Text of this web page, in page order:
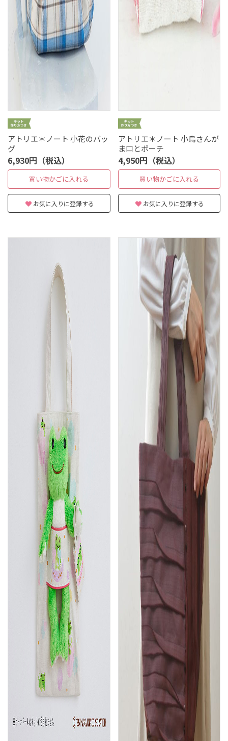
アトリエ＊ノート 小花のバッ
グ
6,930円（税込）
買い物かごに入れる
お気に入りに登録する
アトリエ＊ノート 小鳥さんが
ま口とポーチ
4,950円（税込）
買い物かごに入れる
お気に入りに登録する